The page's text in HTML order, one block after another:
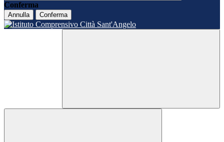
Conferma
Annulla Conferma